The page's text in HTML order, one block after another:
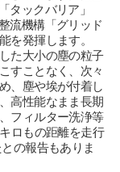
タックバリア」
流機構「グリッド
を発揮します。
た大小の塵の粒子
すことなく、次々
、塵や埃が付着し
高性能なまま長期
フィルター洗浄等
ロもの距離を走行
の報告もありま